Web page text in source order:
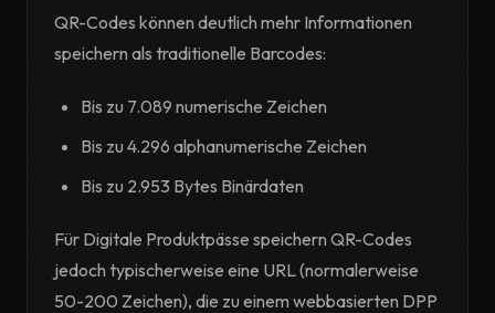
QR-Codes können deutlich mehr Informationen
speichern als traditionelle Barcodes:
Bis zu 7.089 numerische Zeichen
Bis zu 4.296 alphanumerische Zeichen
Bis zu 2.953 Bytes Binärdaten
Für Digitale Produktpässe speichern QR-Codes
jedoch typischerweise eine URL (normalerweise
50-200 Zeichen), die zu einem webbasierten DPP